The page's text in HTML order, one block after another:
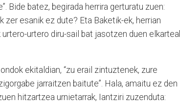
Bide batez, begirada herrira gerturatu zuen:
zer esanik ez dute? Eta Baketik-ek, herrian
urtero diru-sail bat jasotzen duen
ekitaldian, “zu erail zintuztenek, zure
jarraitzen baitute”. Hala, amaitu ez den
hitzartzea urnietarrak, Iantziri zuzenduta: